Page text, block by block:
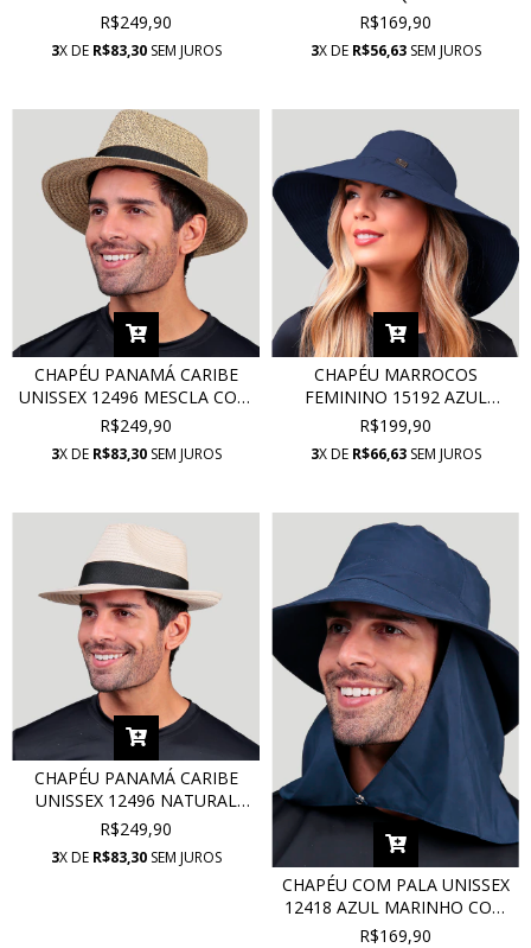
COM PROTEÇÃO UV
R$249,90
3X DE R$83,30SEM JUROS
PROTEÇÃO UV
R$169,90
3X DE R$56,63SEM JUROS
CHAPÉU PANAMÁ CARIBE
UNISSEX 12496 MESCLA COM
PROTEÇÃO UV
R$249,90
3X DE R$83,30SEM JUROS
CHAPÉU MARROCOS
FEMININO 15192 AZUL
MARINHO COM PROTEÇÃO
R$199,90
3X DE R$66,63SEM JUROS
CHAPÉU PANAMÁ CARIBE
UNISSEX 12496 NATURAL
COM PROTEÇÃO UV
R$249,90
3X DE R$83,30SEM JUROS
CHAPÉU COM PALA UNISSEX
12418 AZUL MARINHO COM
PROTEÇÃO UV
R$169,90